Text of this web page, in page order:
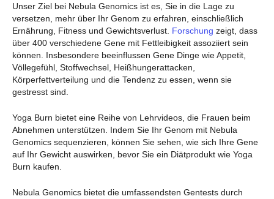
Unser Ziel bei Nebula Genomics ist es, Sie in die Lage zu
versetzen, mehr über Ihr Genom zu erfahren, einschließlich
Ernährung, Fitness und Gewichtsverlust. Forschung zeigt, dass
über 400 verschiedene Gene mit Fettleibigkeit assoziiert sein
können. Insbesondere beeinflussen Gene Dinge wie Appetit,
Völlegefühl, Stoffwechsel, Heißhungerattacken,
Körperfettverteilung und die Tendenz zu essen, wenn sie
gestresst sind.
Yoga Burn bietet eine Reihe von Lehrvideos, die Frauen beim
Abnehmen unterstützen. Indem Sie Ihr Genom mit Nebula
Genomics sequenzieren, können Sie sehen, wie sich Ihre Gene
auf Ihr Gewicht auswirken, bevor Sie ein Diätprodukt wie Yoga
Burn kaufen.
Nebula Genomics bietet die umfassendsten Gentests durch